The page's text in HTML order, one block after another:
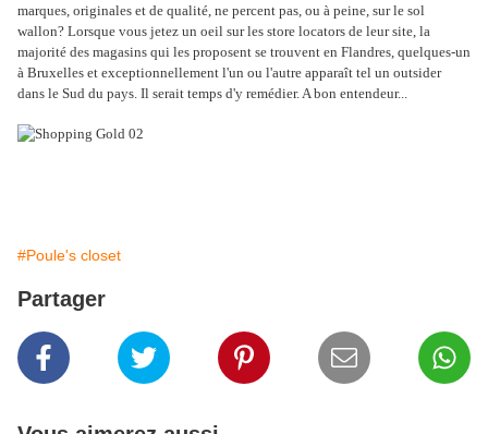
marques, originales et de qualité, ne percent pas, ou à peine, sur le sol
wallon? Lorsque vous jetez un oeil sur les store locators de leur site, la
majorité des magasins qui les proposent se trouvent en Flandres, quelques-un
à Bruxelles et exceptionnellement l'un ou l'autre apparaît tel un outsider
dans le Sud du pays. Il serait temps d'y remédier. A bon entendeur...
#Poule's closet
Partager